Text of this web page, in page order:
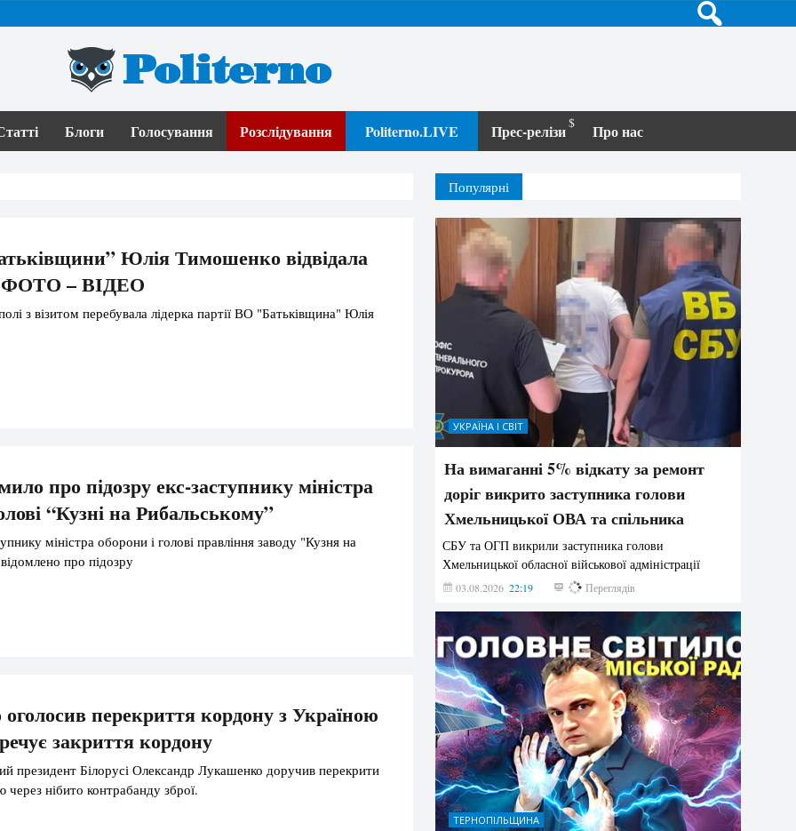
Politerno
Блоги Голосування Розслідування Politerno.LIVE Прес-релізи Про нас
Юлія Тимошенко відвідала
ФОТО – ВІДЕО
з візитом перебувала лідерка партії ВО "Батьківщина" Юлія
про підозру екс-заступнику міністра
“Кузні на Рибальському”
міністра оборони і голові правління заводу "Кузня на
про підозру
перекриття кордону з Україною
закриття кордону
президент Білорусі Олександр Лукашенко доручив перекрити
через нібито контрабанду зброї.
Популярні
УКРАЇНА І СВІТ
На вимаганні 5% відкату за ремонт
доріг викрито заступника голови
Хмельницької ОВА та спільника
СБУ та ОГП викрили заступника голови
Хмельницької обласної військової адміністрації
03.08.2026 22:19 863 Переглядів
ТЕРНОПІЛЬЩИНА